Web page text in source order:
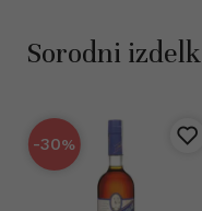
Sorodni
-30%